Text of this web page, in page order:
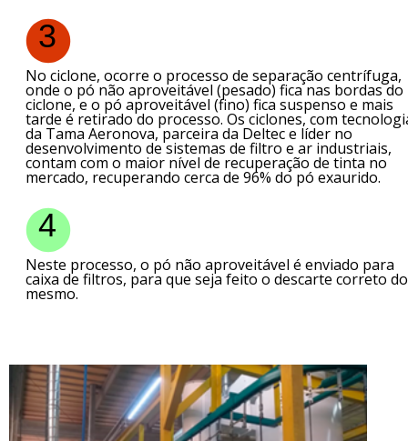
3
No ciclone, ocorre o processo de separação centrífuga,
onde o pó não aproveitável (pesado) fica nas bordas do
ciclone, e o pó aproveitável (fino) fica suspenso e mais
tarde é retirado do processo. Os ciclones, com
da Tama Aeronova, parceira da Deltec e líder no
desenvolvimento de sistemas de filtro e ar industriais,
contam com o maior nível de recuperação de tinta no
mercado, recuperando cerca de 96% do pó exaurido.
4
Neste processo, o pó não aproveitável é enviado para
caixa de filtros, para que seja feito o descarte correto do
mesmo.